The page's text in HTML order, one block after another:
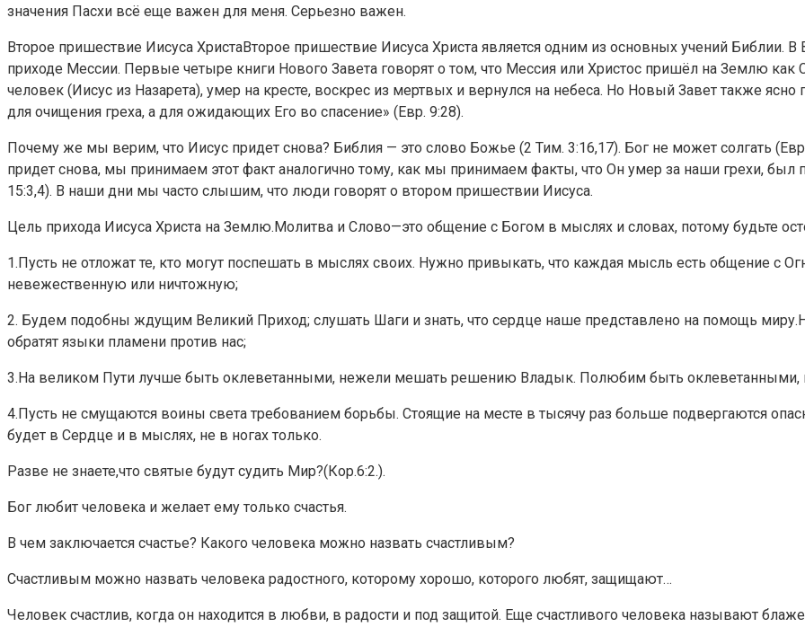
значения Пасхи всё еще важен для меня. Серьезно важен.
Второе пришествие Иисуса ХристаВторое пришествие Иисуса Христа является одним из основных учений Библии.
приходе Мессии. Первые четыре книги Нового Завета говорят о том, что Мессия или Христос пришёл на Землю как
человек (Иисус из Назарета), умер на кресте, воскрес из мертвых и вернулся на небеса. Но Новый Завет также ясно
для очищения греха, а для ожидающих Его во спасение» (Евр. 9:28).
Почему же мы верим, что Иисус придет снова? Библия — это слово Божье (2 Тим. 3:16,17). Бог не может солгать
придет снова, мы принимаем этот факт аналогично тому, как мы принимаем факты, что Он умер за наши грехи, был
15:3,4). В наши дни мы часто слышим, что люди говорят о втором пришествии Иисуса.
Цель прихода Иисуса Христа на Землю.Молитва и Слово—это общение с Богом в мыслях и словах, потому будьте
1.Пусть не отложат те, кто могут поспешать в мыслях своих. Нужно привыкать, что каждая мысль есть общение с
невежественную или ничтожную;
2. Будем подобны ждущим Великий Приход; слушать Шаги и знать, что сердце наше представлено на помощь
обратят языки пламени против нас;
3.На великом Пути лучше быть оклеветанными, нежели мешать решению Владык. Полюбим быть оклеветанными,
4.Пусть не смущаются воины света требованием борьбы. Стоящие на месте в тысячу раз больше подвергаются
будет в Сердце и в мыслях, не в ногах только.
Разве не знаете,что святые будут судить Мир?(Кор.6:2.).
Бог любит человека и желает ему только счастья.
В чем заключается счастье? Какого человека можно назвать счастливым?
Счастливым можно назвать человека радостного, которому хорошо, которого любят, защищают…
Человек счастлив, когда он находится в любви, в радости и под защитой. Еще счастливого человека называют